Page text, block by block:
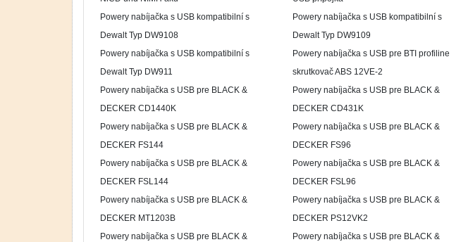
Powery nabíjačka s USB kompatibilní s
Dewalt Typ DW9108
Powery nabíjačka s USB kompatibilní s
Dewalt Typ DW9109
Powery nabíjačka s USB kompatibilní s
Dewalt Typ DW911
Powery nabíjačka s USB pre BTI profiline
skrutkovač ABS 12VE-2
Powery nabíjačka s USB pre BLACK &
DECKER CD1440K
Powery nabíjačka s USB pre BLACK &
DECKER CD431K
Powery nabíjačka s USB pre BLACK &
DECKER FS144
Powery nabíjačka s USB pre BLACK &
DECKER FS96
Powery nabíjačka s USB pre BLACK &
DECKER FSL144
Powery nabíjačka s USB pre BLACK &
DECKER FSL96
Powery nabíjačka s USB pre BLACK &
DECKER MT1203B
Powery nabíjačka s USB pre BLACK &
DECKER PS12VK2
Powery nabíjačka s USB pre BLACK &
Powery nabíjačka s USB pre BLACK &